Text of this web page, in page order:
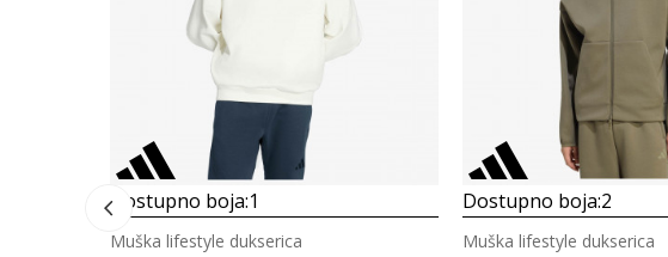
Dostupno boja:1
Muška lifestyle dukserica
Dostupno boja:2
Muška lifestyle dukserica